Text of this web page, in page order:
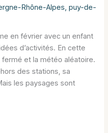
Rhône-Alpes,puy-de-
en février avec un enfant
d’activités. En cette
et la météo aléatoire.
des stations, sa
les paysages sont